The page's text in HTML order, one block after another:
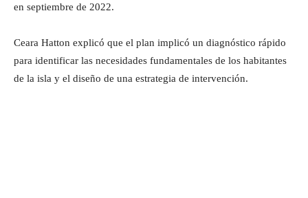
en septiembre de 2022.
Ceara Hatton explicó que el plan implicó un diagnóstico rápido
para identificar las necesidades fundamentales de los habitantes
de la isla y el diseño de una estrategia de intervención.